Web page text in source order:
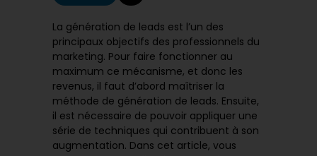
La génération de leads est l’un des
principaux objectifs des professionnels du
marketing. Pour faire fonctionner au
maximum ce mécanisme, et donc les
revenus, il faut d’abord maîtriser la
méthode de génération de leads. Ensuite,
il est nécessaire de pouvoir appliquer une
série de techniques qui contribuent à son
augmentation. Dans cet article, vous